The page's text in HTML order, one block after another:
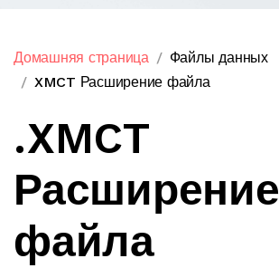
Домашняя страница
Файлы данных
XMCT Расширение файла
.XMCT
Расширение
файла